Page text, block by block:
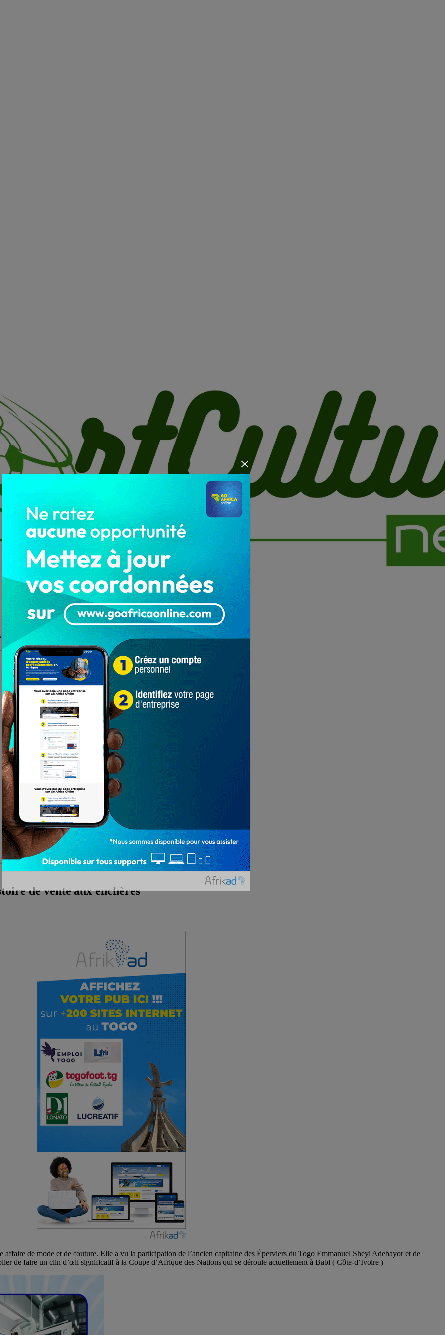
de vente aux enchères
affaire de mode et de couture. Elle a vu la participation de l’ancien capitaine des Éperviers du Togo Emmanuel Sheyi Adebayor et de
de faire un clin d’œil significatif à la Coupe d’Afrique des Nations qui se déroule actuellement à Babi ( Côte-d’Ivoire )